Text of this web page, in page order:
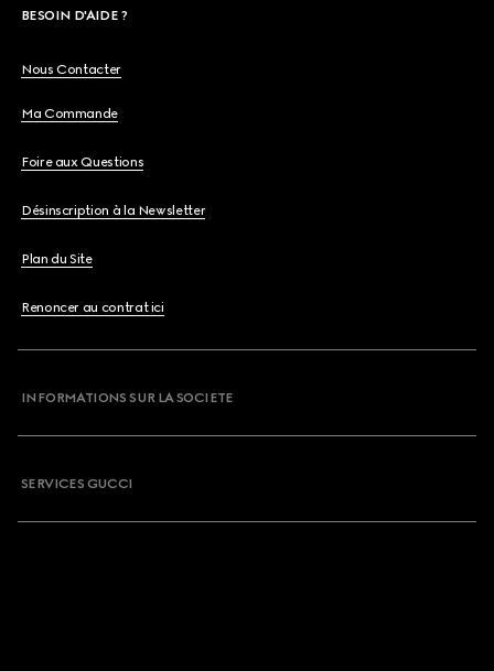
BESOIN D'AIDE ?
Nous Contacter
Ma Commande
Foire aux Questions
Désinscription à la Newsletter
Plan du Site
Renoncer au contrat ici
INFORMATIONS SUR LA SOCIETE
SERVICES GUCCI